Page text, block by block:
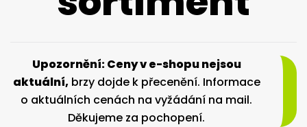
Upozornění: Ceny v e-shopu nejsou
aktuální,brzy dojde k přecenění. Informace
o aktuálních cenách na vyžádání na mail.
Děkujeme za pochopení.